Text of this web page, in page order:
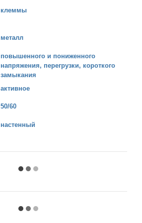
клеммы
металл
повышенного и пониженного
напряжения, перегрузки, короткого
замыкания
активное
50/60
настенный